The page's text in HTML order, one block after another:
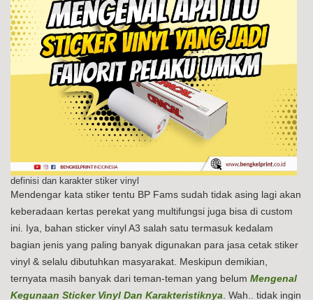
definisi dan karakter stiker vinyl
Mendengar kata stiker tentu BP Fams sudah tidak asing lagi akan
keberadaan kertas perekat yang multifungsi juga bisa di custom
ini. Iya, bahan sticker vinyl A3 salah satu termasuk kedalam
bagian jenis yang paling banyak digunakan para jasa cetak stiker
vinyl & selalu dibutuhkan masyarakat. Meskipun demikian,
ternyata masih banyak dari teman-teman yang belum Mengenal
Kegunaan Sticker Vinyl Dan Karakteristiknya. Wah.. tidak ingin